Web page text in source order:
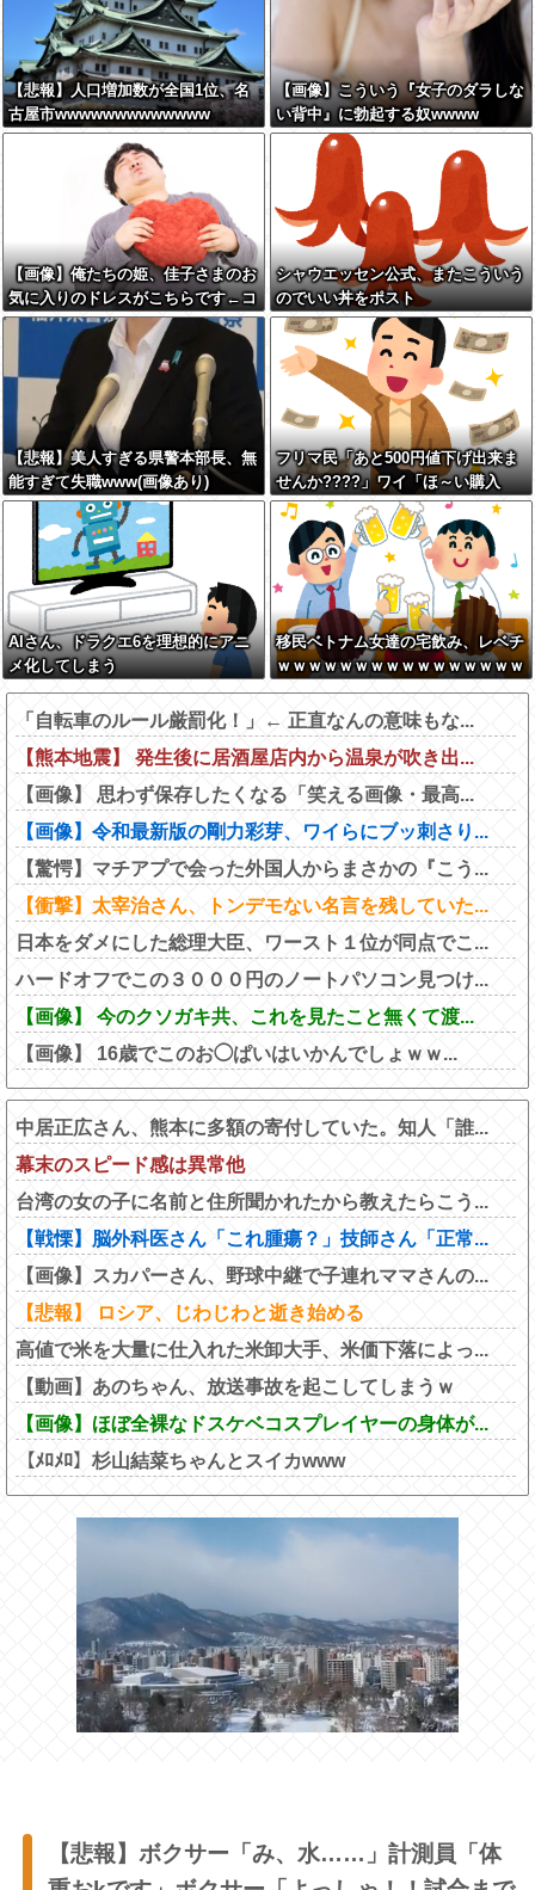
【悲報】人口増加数が全国1位、名
古屋市wwwwwwwwwwwww
【画像】こういう『女子のダラしな
い背中』に勃起する奴wwww
【画像】俺たちの姫、佳子さまのお
気に入りのドレスがこちらです←コ
レは可愛過ぎるw w w w w w w w
シャウエッセン公式、またこういう
のでいい丼をポスト
【悲報】美人すぎる県警本部長、無
能すぎて失職www(画像あり)
フリマ民「あと500円値下げ出来ま
せんか????」ワイ「ほ～い購入
ｗ」
AIさん、ドラクエ6を理想的にアニ
メ化してしまう
移民ベトナム女達の宅飲み、レベチ
ｗｗｗｗｗｗｗｗｗｗｗｗｗｗｗｗ
ｗｗｗｗｗｗｗｗ
「自転車のルール厳罰化！」← 正直なんの意味もな...
【熊本地震】 発生後に居酒屋店内から温泉が吹き出...
【画像】 思わず保存したくなる「笑える画像・最高...
【画像】令和最新版の剛力彩芽、ワイらにブッ刺さり...
【驚愕】マチアプで会った外国人からまさかの『こう...
【衝撃】太宰治さん、トンデモない名言を残していた...
日本をダメにした総理大臣、ワースト１位が同点でこ...
ハードオフでこの３０００円のノートパソコン見つけ...
【画像】 今のクソガキ共、これを見たこと無くて渡...
【画像】 16歳でこのお◯ぱいはいかんでしょｗｗ...
中居正広さん、熊本に多額の寄付していた。知人「誰...
幕末のスピード感は異常他
台湾の女の子に名前と住所聞かれたから教えたらこう...
【戦慄】脳外科医さん「これ腫瘍？」技師さん「正常...
【画像】スカパーさん、野球中継で子連れママさんの...
【悲報】 ロシア、じわじわと逝き始める
高値で米を大量に仕入れた米卸大手、米価下落によっ...
【動画】あのちゃん、放送事故を起こしてしまうｗ
【画像】ほぼ全裸なドスケベコスプレイヤーの身体が...
【ﾒﾛﾒﾛ】杉山結菜ちゃんとスイカwww
【悲報】ボクサー「み、水……」計測員「体